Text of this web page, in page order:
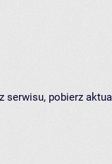
serwisu, pobierz